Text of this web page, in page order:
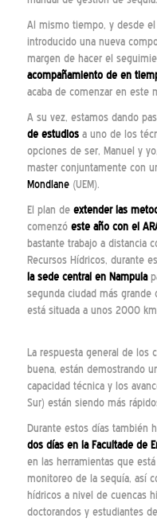
Al mismo tiempo, y desde
introducido una nueva
margen de hacer el
acompañamiento de en
acaba de comenzar en este
A su vez, estamos dando
de estudiosa uno de los
opciones de ser, Manuel y
master conjuntamente con
Mondlane(UEM).
El plan de extender las
comenzó este año con el
bastante trabajo a distancia
Recursos Hídricos, durante
la sede central en Nampula
segunda ciudad más
está situada a unos 2000
La respuesta general de los
buena, están demostrando
capacidad técnica y los
Sur) están siendo más
Durante estos días también
dos días en la Facultade de
en las herramientas que
monitoreo de la sequía, así
hídricos a nivel de cuencas
doctorandos y estudiantes